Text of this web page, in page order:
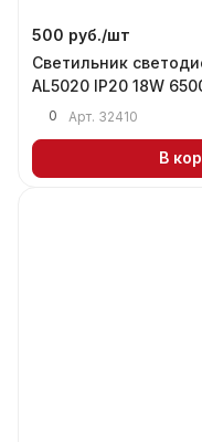
500 руб./шт
Светильник
AL5020 IP20 18W
0 Арт. 32410
В